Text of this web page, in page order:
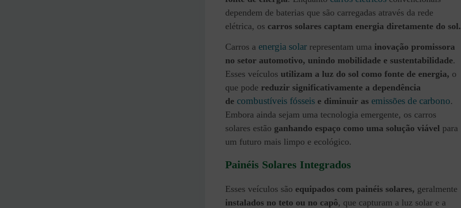
dependem de baterias que são carregadas através da rede
elétrica, os carros solares captam energia diretamente do sol.
Carros a energia solar representam uma inovação promissora
no setor automotivo, unindo mobilidade e sustentabilidade.
Esses veículos utilizam a luz do sol como fonte de energia, o
que pode reduzir significativamente a dependência
de combustíveis fósseis e diminuir as emissões de carbono.
Embora ainda sejam uma tecnologia emergente, os carros
solares estão ganhando espaço como uma solução viável para
um futuro mais limpo e ecológico.
Painéis Solares Integrados
Esses veículos são equipados com painéis solares, geralmente
instalados no teto ou no capô, que capturam a luz solar e a